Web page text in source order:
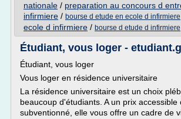
nationale / preparation au concours d
infirmiere / bourse d etude en ecole d infirmiere
ecole d infirmiere / bourse d etude d infirmiere
Étudiant, vous loger -
Étudiant, vous loger
Vous loger en résidence universitaire
La résidence universitaire est un choix
beaucoup d'étudiants. A un prix accessible
subventionné, elle vous offre un cadre de